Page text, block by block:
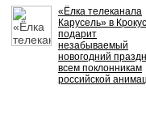
«Ёлка телеканала
Карусель» в
подарит
незабываемый
новогодний
всем поклонникам
российской